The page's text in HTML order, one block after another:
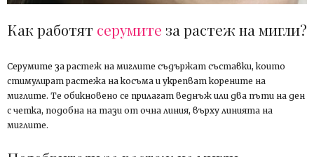
Как работят серумите за растеж на мигли?
Серумите за растеж на миглите съдържат съставки, които
стимулират растежа на косъма и укрепват корените на
миглите. Те обикновено се прилагат веднъж или два пъти на ден
с четка, подобна на тази от очна линия, върху линията на
миглите.